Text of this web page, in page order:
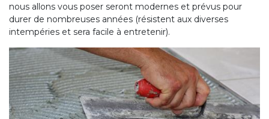
nous allons vous poser seront modernes et prévus pour
durer de nombreuses années (résistent aux diverses
intempéries et sera facile à entretenir).